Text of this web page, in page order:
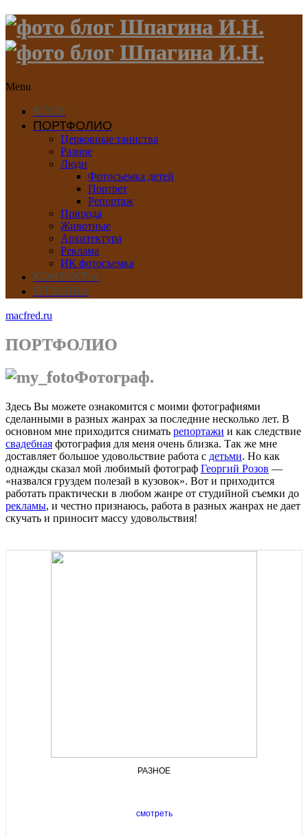
Menu
БЛОГ
ПОРТФОЛИО
Церковные таинства
Разное
Люди
Фотосъемка детей
Портрет
Репортаж
Природа
Животные
Архитектура
Реклама
ИК фотосъемка
КОНТАКТЫ
ОТЗЫВЫ
macfred.ru
ПОРТФОЛИО
Фотограф.
Здесь Вы можете ознакомится с моими фотографиями
сделанными в разных жанрах за последние несколько лет. В
основном мне приходится снимать репортажи и как следствие
свадебная фотография для меня очень близка. Так же мне
доставляет большое удовольствие работа с детьми. Но как
однажды сказал мой любимый фотограф Георгий Розов —
«назвался груздем полезай в кузовок». Вот и приходится
работать практически в любом жанре от студийной съемки до
рекламы, и честно признаюсь, работа в разных жанрах не дает
скучать и приносит массу удовольствия!
РАЗНОЕ
смотреть